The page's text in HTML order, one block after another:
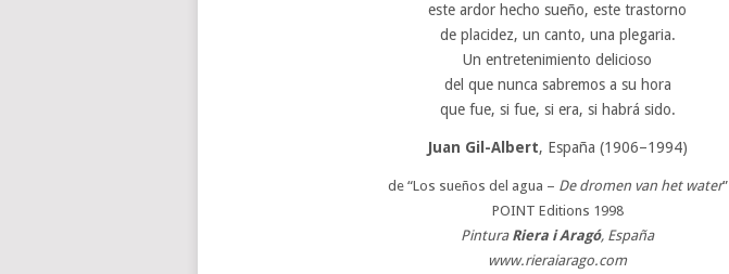
este ardor hecho sueño, este trastorno
de placidez, un canto, una plegaria.
Un entretenimiento delicioso
del que nunca sabremos a su hora
que fue, si fue, si era, si habrá sido.
Juan Gil-Albert, España (1906–1994)
de “Los sueños del agua – De dromen van het water”
POINT Editions 1998
Pintura Riera i Aragó, España
www.rieraiarago.com